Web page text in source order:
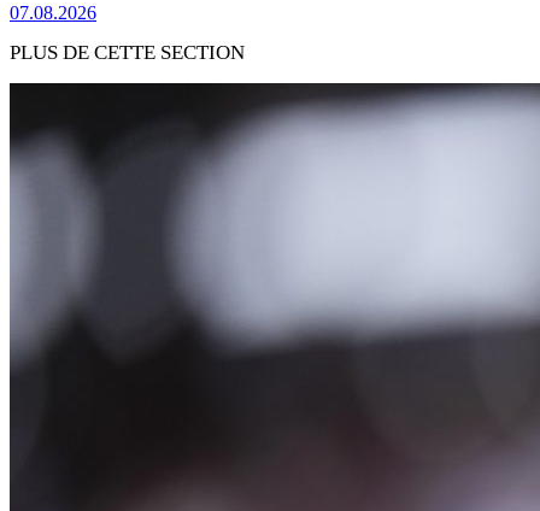
07.08.2026
PLUS DE CETTE SECTION